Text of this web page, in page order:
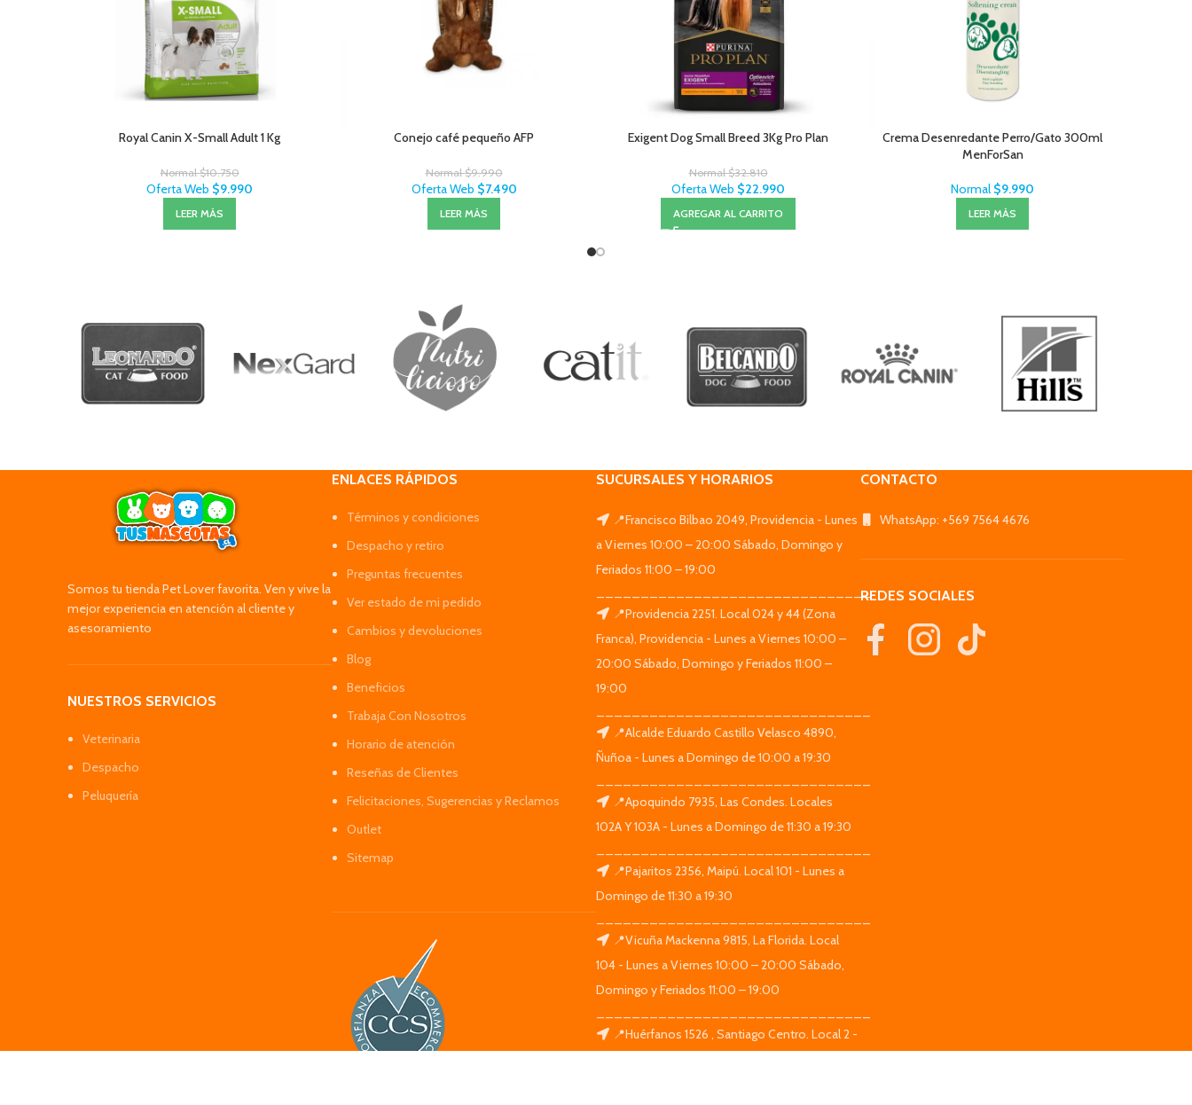
Royal Canin X-Small Adult 1 Kg
Normal$10.750
Oferta Web $9.990
LEER MÁS
Conejo café pequeño AFP
Normal$9.990
Oferta Web $7.490
LEER MÁS
Exigent Dog Small Breed 3Kg Pro Plan
Normal$32.810
Oferta Web $22.990
AGREGAR AL CARRITO
Crema Desenredante Perro/Gato 300ml
MenForSan
Normal $9.990
LEER MÁS
Somos tu tienda Pet Lover favorita. Ven y vive la
mejor experiencia en atención al cliente y
asesoramiento
NUESTROS SERVICIOS
Veterinaria
Despacho
Peluquería
ENLACES RÁPIDOS
Términos y condiciones
Despacho y retiro
Preguntas frecuentes
Ver estado de mi pedido
Cambios y devoluciones
Blog
Beneficios
Trabaja Con Nosotros
Horario de atención
Reseñas de Clientes
Felicitaciones, Sugerencias y Reclamos
Outlet
Sitemap
SUCURSALES Y HORARIOS
📍Francisco Bilbao 2049, Providencia - Lunes
a Viernes 10:00 – 20:00 Sábado, Domingo y
Feriados 11:00 – 19:00
_______________________________
📍Providencia 2251. Local 024 y 44 (Zona
Franca), Providencia - Lunes a Viernes 10:00 –
20:00 Sábado, Domingo y Feriados 11:00 –
19:00
📍Alcalde Eduardo Castillo Velasco 4890,
Ñuñoa - Lunes a Domingo de 10:00 a 19:30
📍Apoquindo 7935, Las Condes. Locales
102A Y 103A - Lunes a Domingo de 11:30 a 19:30
📍Pajaritos 2356, Maipú. Local 101 - Lunes a
Domingo de 11:30 a 19:30
📍Vicuña Mackenna 9815, La Florida. Local
104 - Lunes a Viernes 10:00 – 20:00 Sábado,
Domingo y Feriados 11:00 – 19:00
📍Huérfanos 1526 , Santiago Centro. Local 2 -
CONTACTO
WhatsApp: +569 7564 4676
REDES SOCIALES